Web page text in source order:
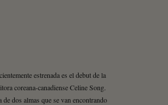
estrenada es el debut de la
coreana-canadiense Celine Song.
de dos almas que se van encontrando